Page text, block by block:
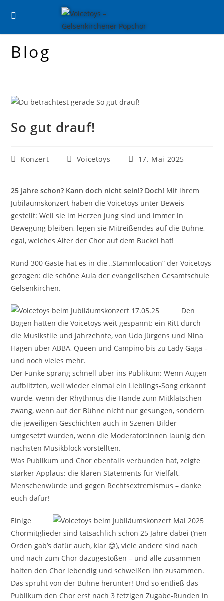
Inhalt
Blog
So gut drauf!
Beitrags-
Konzert
Beitrags-
Voicetoys
Beitrag
17. Mai 2025
25 Jahre schon? Kann doch nicht sein!? Doch! Mit ihrem
Jubiläumskonzert haben die Voicetoys unter Beweis
gestellt: Weil sie im Herzen jung sind und immer in
Bewegung bleiben, legen sie Mitreißendes auf die Bühne,
egal, welches Alter der Chor auf dem Buckel hat!
Rund 300 Gäste hat es in die „Stammlocation“ der Voicetoys
gezogen: die schöne Aula der evangelischen Gesamtschule
Gelsenkirchen.
Den
Bogen hatten die Voicetoys weit gespannt: ein Ritt durch
die Musikstile und Jahrzehnte, von Udo Jürgens und Nina
Hagen über ABBA, Queen und Campino bis zu Lady Gaga –
und noch vieles mehr.
Der Funke sprang schnell über ins Publikum: Wenn Augen
aufblitzten, weil wieder einmal ein Lieblings-Song erkannt
wurde, wenn der Rhythmus die Hände zum Mitklatschen
zwang, wenn auf der Bühne nicht nur gesungen, sondern
die jeweiligen Geschichten auch in Szenen-Bilder
umgesetzt wurden, wenn die Moderator:innen launig den
nächsten Musikblock vorstellten.
Was Publikum und Chor ebenfalls verbunden hat, zeigte
starker Applaus: die klaren Statements für Vielfalt,
Menschenwürde und gegen Rechtsextremismus – danke
euch dafür!
Einige
Chormitglieder sind tatsächlich schon 25 Jahre dabei (’nen
Orden gab’s dafür auch, klar 😊), viele andere sind nach
und nach zum Chor dazugestoßen – und alle zusammen
halten den Chor lebendig und schweißen ihn zusammen.
Das sprüht von der Bühne herunter! Und so entließ das
Publikum den Chor erst nach 3 fetzigen Zugabe-Runden in